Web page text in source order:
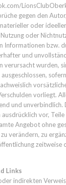
gegen den
oder
oder
Informationen bzw.
und
verursacht wurden,
vorliegt.
und unverbindlich.
ausdrücklich vor,
Angebot ohne
verändern, zu
zeitweise
Links
indirekten